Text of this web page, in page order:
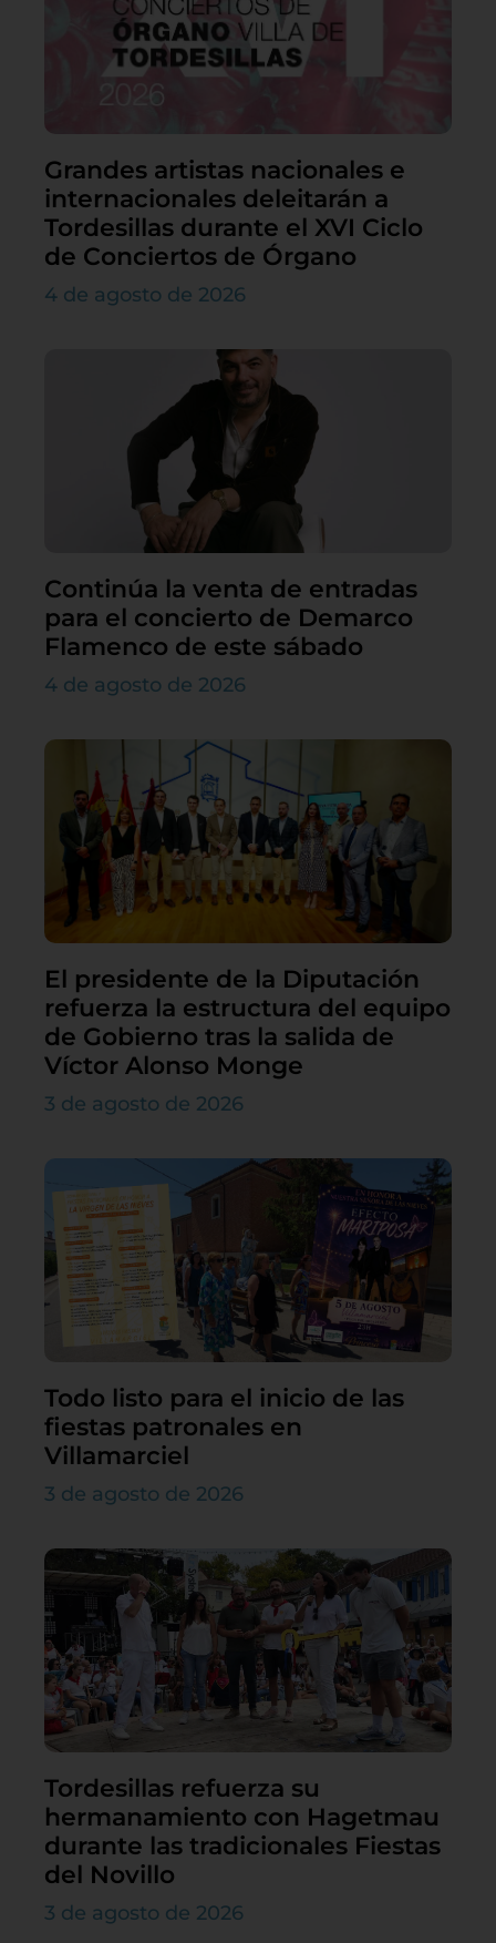
Grandes artistas nacionales e
internacionales deleitarán a
Tordesillas durante el XVI Ciclo
de Conciertos de Órgano
4 de agosto de 2026
Continúa la venta de entradas
para el concierto de Demarco
Flamenco de este sábado
4 de agosto de 2026
El presidente de la Diputación
refuerza la estructura del equipo
de Gobierno tras la salida de
Víctor Alonso Monge
3 de agosto de 2026
Todo listo para el inicio de las
fiestas patronales en
Villamarciel
3 de agosto de 2026
Tordesillas refuerza su
hermanamiento con Hagetmau
durante las tradicionales Fiestas
del Novillo
3 de agosto de 2026